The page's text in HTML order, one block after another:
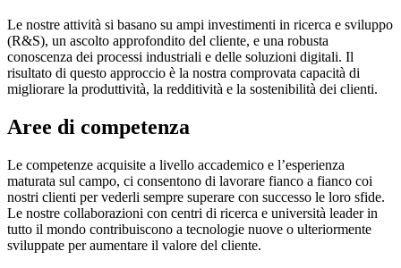
Le nostre attività si basano su ampi investimenti in ricerca e sviluppo
(R&S), un ascolto approfondito del cliente, e una robusta
conoscenza dei processi industriali e delle soluzioni digitali. Il
risultato di questo approccio è la nostra comprovata capacità di
migliorare la produttività, la redditività e la sostenibilità dei clienti.
Aree di competenza
Le competenze acquisite a livello accademico e l’esperienza
maturata sul campo, ci consentono di lavorare fianco a fianco coi
nostri clienti per vederli sempre superare con successo le loro sfide.
Le nostre collaborazioni con centri di ricerca e università leader in
tutto il mondo contribuiscono a tecnologie nuove o ulteriormente
sviluppate per aumentare il valore del cliente.